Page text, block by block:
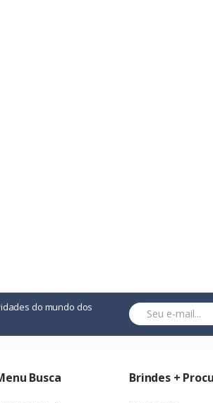
do mundo dos
Busca Brindes +